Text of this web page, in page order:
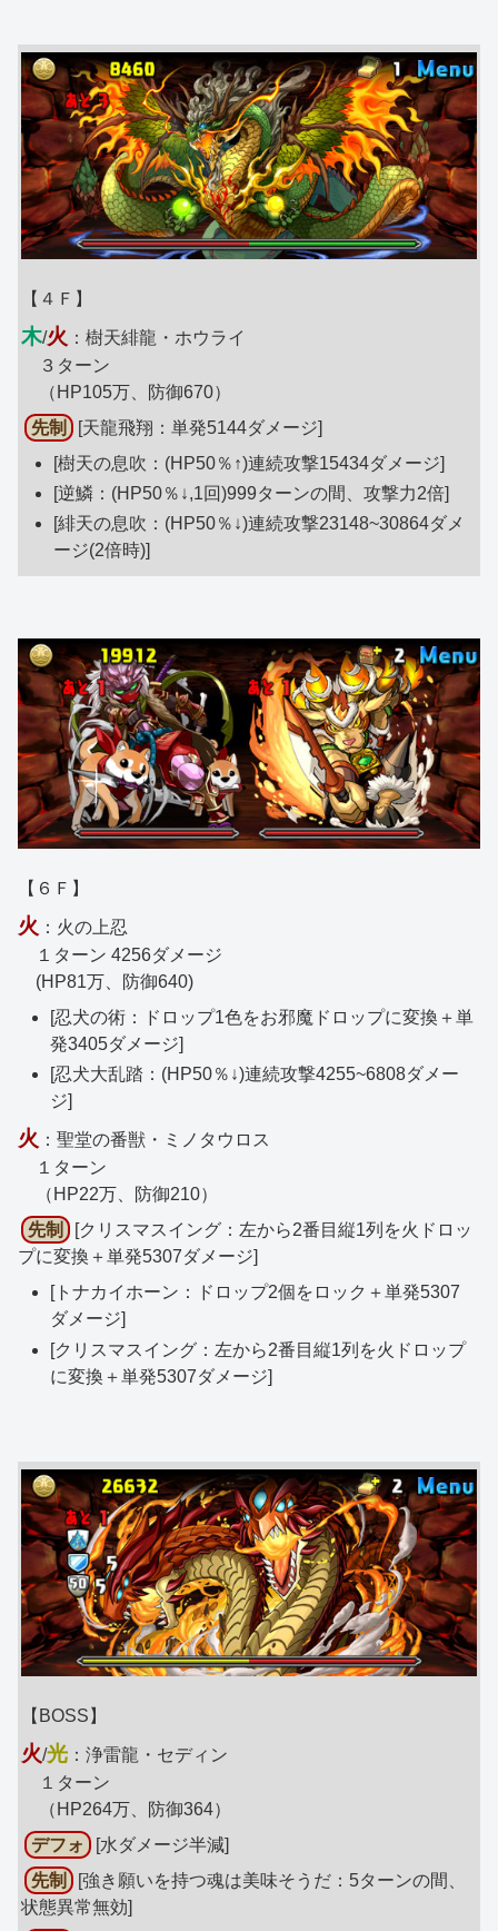
【４Ｆ】
木/火 ：樹天緋龍・ホウライ
３ターン
（HP105万、防御670）
先制
[天龍飛翔：単発5144ダメージ]
[樹天の息吹：(HP50％↑)連続攻撃15434ダメージ]
[逆鱗：(HP50％↓,1回)999ターンの間、攻撃力2倍]
[緋天の息吹：(HP50％↓)連続攻撃23148~30864ダメ
ージ(2倍時)]
【６Ｆ】
火 ：火の上忍
１ターン 4256ダメージ
(HP81万、防御640)
[忍犬の術：ドロップ1色をお邪魔ドロップに変換＋単
発3405ダメージ]
[忍犬大乱踏：(HP50％↓)連続攻撃4255~6808ダメー
ジ]
火 ：聖堂の番獣・ミノタウロス
１ターン
（HP22万、防御210）
先制
[クリスマスイング：左から2番目縦1列を火ドロッ
プに変換＋単発5307ダメージ]
[トナカイホーン：ドロップ2個をロック＋単発5307
ダメージ]
[クリスマスイング：左から2番目縦1列を火ドロップ
に変換＋単発5307ダメージ]
【BOSS】
火/光 ：浄雷龍・セディン
１ターン
（HP264万、防御364）
デフォ
[水ダメージ半減]
先制
[強き願いを持つ魂は美味そうだ：5ターンの間、
状態異常無効]